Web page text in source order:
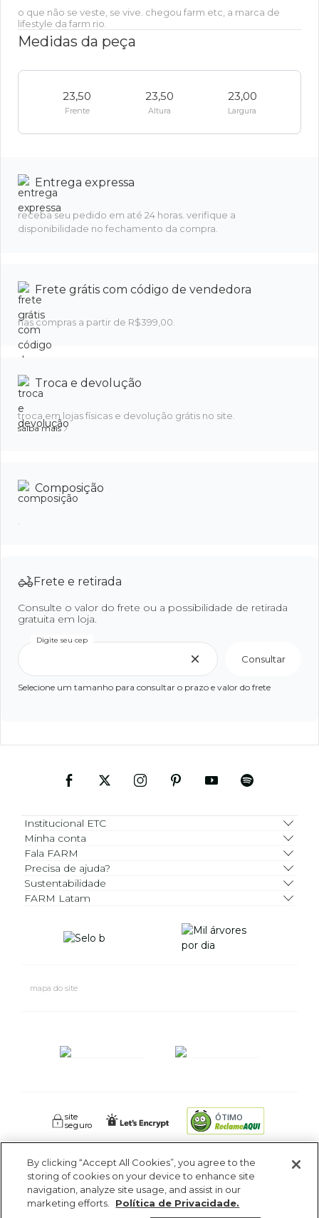
o que não se veste, se vive. chegou farm etc, a marca de
lifestyle da farm rio.
Medidas da peça
23,50
Frente
23,50
Altura
23,00
Largura
Entrega expressa
receba seu pedido em até 24 horas. verifique a
disponibilidade no fechamento da compra.
Frete grátis com código de vendedora
nas compras a partir de R$399,00.
Troca e devolução
troca em lojas físicas e devolução grátis no site.
saiba mais
Composição
Frete e retirada
Consulte o valor do frete ou a possibilidade de retirada
gratuita em loja.
Digite seu cep
Consultar
Selecione um tamanho para consultar o prazo e valor do frete
Institucional ETC
Minha conta
Fala FARM
Precisa de ajuda?
Sustentabilidade
FARM Latam
FARM RIO CIDADE MARAVILHOSA INDUSTRIA E COMERCIO DE
ROUPAS SA. - Av Coronel Phidias Tavora 360, Blc 1 Armazém 1 -
Pavuna - Rio de Janeiro - RJ - CEP: 21535-510. CNPJ: 09.611.669/0005-18
mapa do site
site
seguro
ÓTIMO
By clicking “Accept All Cookies”, you agree to the
storing of cookies on your device to enhance site
navigation, analyze site usage, and assist in our
marketing efforts.
Política de Privacidade.